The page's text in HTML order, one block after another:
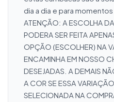
dia a dia e para
ATENÇÃO: A ESCOLHA
PODERA SER FEITA
OPÇÃO (ESCOLHER) NA
ENCAMINHA EM NOSSO
DESEJADAS. A DEMAIS
A COR SE ESSA
SELECIONADA NA